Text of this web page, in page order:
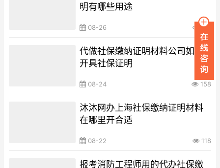
明有哪些用途
08-26 174
代做社保缴纳证明材料公司如何
开具社保证明
08-24 158
沐沐网办上海社保缴纳证明材料
在哪里开合适
08-22 118
报考消防工程师用的代办社保缴